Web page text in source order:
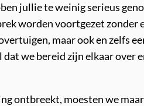
jullie te weinig serieus
worden voortgezet zonder
maar ook en zelfs
we bereid zijn elkaar over
ontbreekt, moesten we